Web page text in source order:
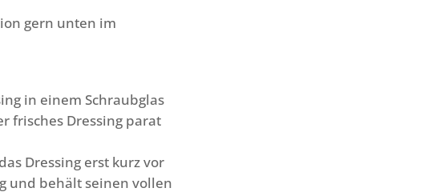
gern unten im
in einem Schraubglas
frisches Dressing parat
Dressing erst kurz vor
und behält seinen vollen